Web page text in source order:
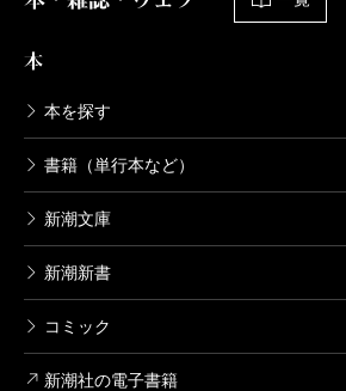
なかろうと、そもそもアートの価値
い。意味的価値の源泉は商品やサー
る文脈にある。知的障害のあるアー
世界観やこだわりが意表を突く表現
企業がそうした文脈を理解すること
高め、ヘラルボニーの商売のエンジ
読めばヘラルボニーのウェブサイト
が欲しくなるだろう。慈善や善行で
本
本を探す
書籍（単行本など）
新潮文庫
新潮新書
コミック
新潮社の電子書籍